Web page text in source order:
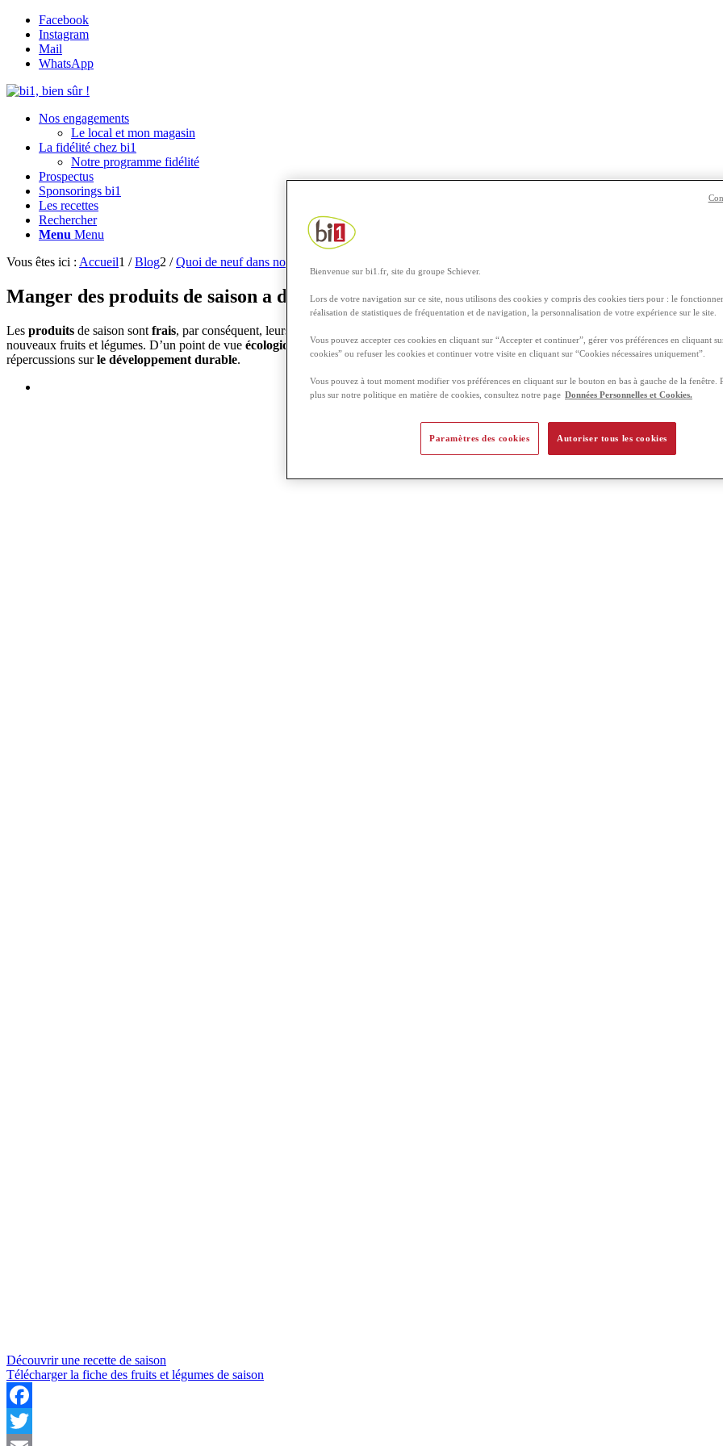
Facebook
Instagram
Mail
WhatsApp
Nos engagements
Le local et mon magasin
La fidélité chez bi1
Notre programme fidélité
Prospectus
Sponsorings bi1
Les recettes
Rechercher
Menu Menu
Vous êtes ici : Accueil1 / Blog2 / Quoi de neuf dans nos assiettes
Manger des produits de saison a des avantages économiques, écologiques et
Les produits de saison sont frais, par conséquent, leurs nutriments comme les
nouveaux fruits et légumes. D’un point de vue écologique , consommer des produits de saison, c’est aussi faire un geste en faveur du
répercussions surle développement durable.
Découvrir une recette de saison
Télécharger la fiche des fruits et légumes de saison
Facebook
Bienvenue sur bi1.fr, site du groupe Schiever.
Lors de votre navigation sur ce site, nous utilisons des cookies y compris des cookies tiers pour : le
réalisation de statistiques de fréquentation et de navigation, la personnalisation de votre expérience sur le site.
Vous pouvez accepter ces cookies en cliquant sur “Accepter et continuer”, gérer vos préférences en cliquant
cookies” ou refuser les cookies et continuer votre visite en cliquant sur “Cookies nécessaires uniquement”.
Vous pouvez à tout moment modifier vos préférences en cliquant sur le bouton en bas à gauche de la fenêtre.
plus sur notre politique en matière de cookies, consultez notre page Données Personnelles et Cookies.
Autoriser tous les cookies
Paramètres des cookies